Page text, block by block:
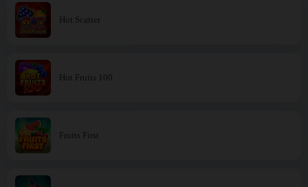
Hot Scatter
Hot Fruits 100
Fruits First